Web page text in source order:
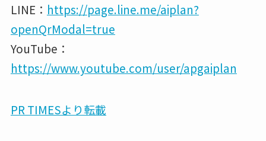
LINE： https://page.line.me/aiplan?
openQrModal=true
YouTube：
https://www.youtube.com/user/apgaiplan
PR TIMESより転載